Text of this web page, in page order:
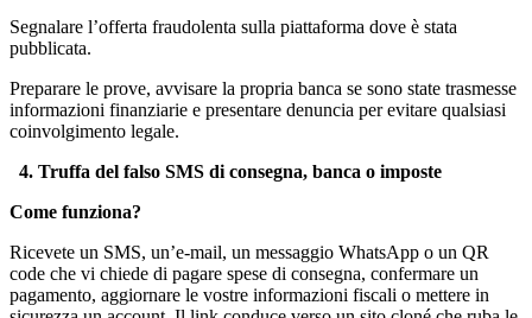
Segnalare l’offerta fraudolenta sulla piattaforma dove è stata
pubblicata.
Preparare le prove, avvisare la propria banca se sono state trasmesse
informazioni finanziarie e presentare denuncia per evitare qualsiasi
coinvolgimento legale.
4. Truffa del falso SMS di consegna, banca o imposte
Come funziona?
Ricevete un SMS, un’e-mail, un messaggio WhatsApp o un QR
code che vi chiede di pagare spese di consegna, confermare un
pagamento, aggiornare le vostre informazioni fiscali o mettere in